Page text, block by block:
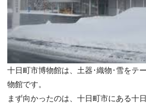
十日町市博物館は、土器･織物･雪をテ
物館です。
まず向かったのは、十日町市にある十